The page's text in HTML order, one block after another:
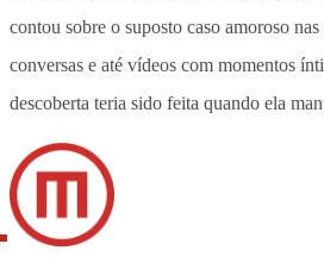
contou sobre o suposto caso amoroso
conversas e até vídeos com momentos
descoberta teria sido feita quando ela